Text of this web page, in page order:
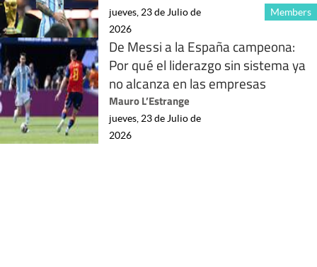
Members
jueves, 23 de Julio de
2026
De Messi a la España campeona:
Por qué el liderazgo sin sistema ya
no alcanza en las empresas
Mauro L’Estrange
jueves, 23 de Julio de
2026